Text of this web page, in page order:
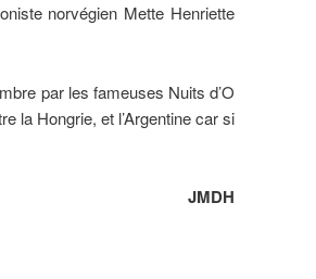
norvégien Mette Henriette
par les fameuses Nuits d’O
la Hongrie, et l’Argentine car si
JMDH